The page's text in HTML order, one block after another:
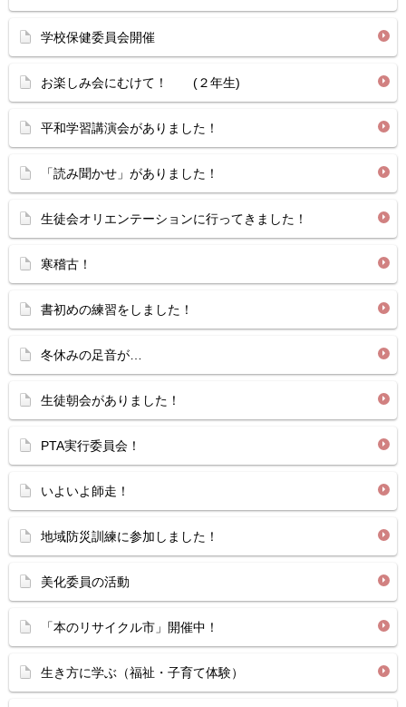
学校保健委員会開催
お楽しみ会にむけて！ (２年生)
平和学習講演会がありました！
「読み聞かせ」がありました！
生徒会オリエンテーションに行ってきました！
寒稽古！
書初めの練習をしました！
冬休みの足音が…
生徒朝会がありました！
PTA実行委員会！
いよいよ師走！
地域防災訓練に参加しました！
美化委員の活動
「本のリサイクル市」開催中！
生き方に学ぶ（福祉・子育て体験）